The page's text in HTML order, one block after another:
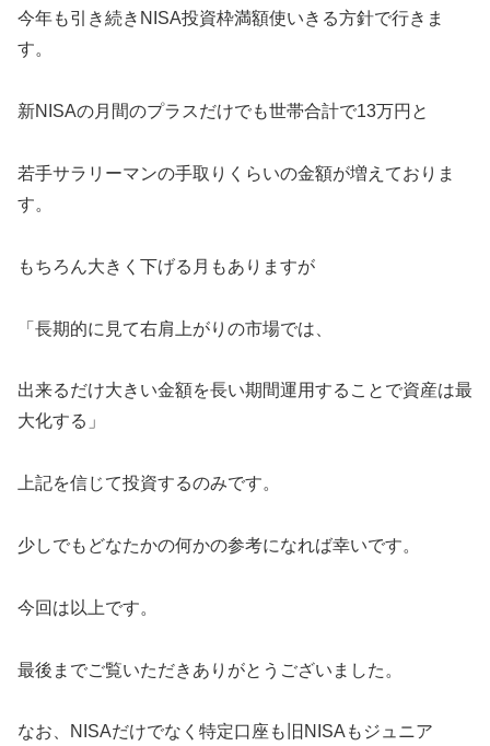
今年も引き続きNISA投資枠満額使いきる方針で行きま
す。
新NISAの月間のプラスだけでも世帯合計で13万円と
若手サラリーマンの手取りくらいの金額が増えておりま
す。
もちろん大きく下げる月もありますが
「長期的に見て右肩上がりの市場では、
出来るだけ大きい金額を長い期間運用することで資産は最
大化する」
上記を信じて投資するのみです。
少しでもどなたかの何かの参考になれば幸いです。
今回は以上です。
最後までご覧いただきありがとうございました。
なお、NISAだけでなく特定口座も旧NISAもジュニア